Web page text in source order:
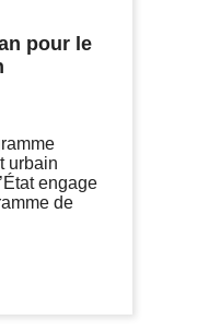
pour le
urbain
engage
de